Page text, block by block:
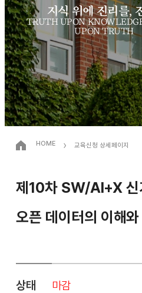
지식 위에 진리를,
TRUTH UPON
UPON TRUTH
HOME › 교육신청 상세페이지
제10차 SW/AI+X 신
오픈 데이터의 이해와
상태 마감